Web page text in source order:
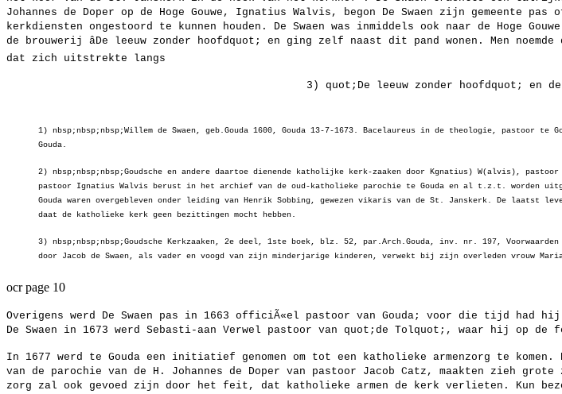
Johannes de Doper op de Hoge Gouwe, Ignatius Walvis, begon De Swaen zijn gemeente
kerkdiensten ongestoord te kunnen houden. De Swaen was inmiddels ook naar de
de brouwerij âDe leeuw zonder hoofdquot; en ging zelf naast dit pand wonen. Men
dat zich uitstrekte langs
3) quot;De leeuw zonder hoofdquot; en
1) nbsp;nbsp;nbsp;Willem de Swaen, geb.Gouda 1600, Gouda 13-7-1673. Bacelaureus in de theologie, pastoor
Gouda.
2) nbsp;nbsp;nbsp;Goudsche en andere daartoe dienende katholijke kerk-zaaken door Kgnatius) W(alvis),
pastoor Ignatius Walvis berust in het archief van de oud-katholieke parochie te Gouda en al t.z.t. worden
Gouda waren overgebleven onder leiding van Henrik Sobbing, gewezen vikaris van de St. Janskerk. De laatst
daat de katholieke kerk geen bezittingen mocht hebben.
3) nbsp;nbsp;nbsp;Goudsche Kerkzaaken, 2e deel, 1ste boek, blz. 52, par.Arch.Gouda, inv. nr. 197,
door Jacob de Swaen, als vader en voogd van zijn minderjarige kinderen, verwekt bij zijn overleden vrouw
ocr page 10
Overigens werd De Swaen pas in 1663 officiÃ«el pastoor van Gouda; voor die tijd had
De Swaen in 1673 werd Sebasti-aan Verwel pastoor van quot;de Tolquot;, waar hij op
In 1677 werd te Gouda een initiatief genomen om tot een katholieke armenzorg te
van de parochie van de H. Johannes de Doper van pastoor Jacob Catz, maakten zieh
zorg zal ook gevoed zijn door het feit, dat katholieke armen de kerk verlieten. Kun